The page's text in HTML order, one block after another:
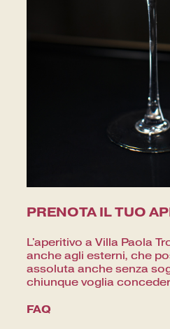
PRENOTA IL TUO
L'aperitivo a Villa Paola
anche agli esterni, che
assoluta anche senza
chiunque voglia
FAQ